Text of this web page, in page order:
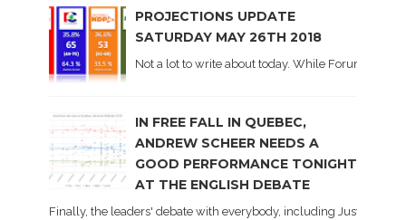
PROJECTIONS UPDATE
SATURDAY MAY 26TH 2018
Not a lot to write about today. While Forum did
IN FREE FALL IN QUEBEC,
ANDREW SCHEER NEEDS A
GOOD PERFORMANCE TONIGHT
AT THE ENGLISH DEBATE
Finally, the leaders' debate with everybody, including Justin